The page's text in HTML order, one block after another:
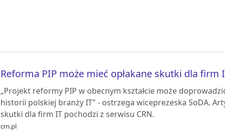
Reforma PIP może mieć opłakane skutki dla firm
„Projekt reformy PIP w obecnym kształcie może
historii polskiej branży IT" - ostrzega wiceprezeska SoDA.
skutki dla firm IT pochodzi z serwisu CRN.
crn.pl